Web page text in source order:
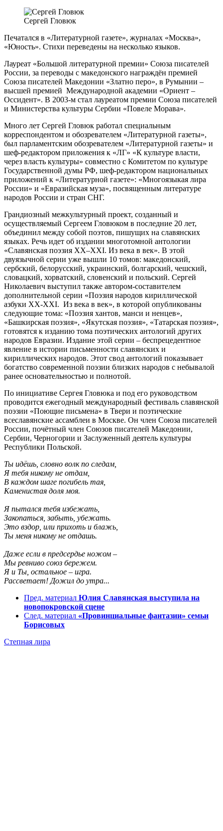
Сергей Гловюк
Печатался в «Литературной газете», журналах «Москва»,
«Юность». Стихи переведены на несколько языков.
Лауреат «Большой литературной премии» Союза писателей
России, за переводы с македонского награждён премией
Союза писателей Македонии «Златно перо», в Румынии –
высшей премией Международной академии «Ориент –
Оссидент». В 2003-м стал лауреатом премии Союза писателей
и Министерства культуры Сербии «Повеле Морава».
Много лет Сергей Гловюк работал специальным
корреспондентом и обозревателем «Литературной газеты»,
был парламентским обозревателем «Литературной газеты» и
шеф-редактором приложения к «ЛГ» «К культуре власти,
через власть культуры» совместно с Комитетом по культуре
Государственной думы РФ, шеф-редактором национальных
приложений к «Литературной газете»: «Многоязыкая лира
России» и «Евразийская муза», посвященным литературе
народов России и стран СНГ.
Грандиозный межкультурный проект, созданный и
осуществляемый Сергеем Гловюком в последние 20 лет,
объединил между собой поэтов, пишущих на славянских
языках. Речь идет об издании многотомной антологии
«Славянская поэзия XX–XXI. Из века в век». В этой
двуязычной серии уже вышли 10 томов: македонский,
сербский, белорусский, украинский, болгарский, чешский,
словацкий, хорватский, словенский и польский. Сергей
Николаевич выступил также автором-составителем
дополнительной серии «Поэзия народов кириллической
азбуки ХХ-ХХI. Из века в век», в которой опубликованы
следующие тома: «Поэзия хантов, манси и ненцев»,
«Башкирская поэзия», «Якутская поэзия», «Татарская поэзия»,
готовятся к изданию тома поэтических антологий других
народов Евразии. Издание этой серии – беспрецедентное
явление в истории письменности славянских и
кириллических народов. Этот свод антологий показывает
богатство современной поэзии близких народов с небывалой
ранее основательностью и полнотой.
По инициативе Сергея Гловюка и под его руководством
проводится ежегодный международный фестиваль славянской
поэзии «Поющие письмена» в Твери и поэтические
всеславянские ассамблеи в Москве. Он член Союза писателей
России, почётный член Союзов писателей Македонии,
Сербии, Черногории и Заслуженный деятель культуры
Республики Польской.
Ты идёшь, словно волк по следам,
Я тебя никому не отдам,
В каждом шаге погибель тая,
Каменистая доля моя.
Я пытался тебя избежать,
Закопаться, забыть, убежать.
Это вздор, или прихоть и блажь,
Ты меня никому не отдашь.
Даже если в предсердье ножом –
Мы ревниво союз бережем.
Я и Ты, остальное – игра.
Рассветает! Дожил до утра...
Пред. материал Юлия Славянская выступила на
новопокровской сцене
След. материал «Провинциальные фантазии» семьи
Борисовых
Степная лира